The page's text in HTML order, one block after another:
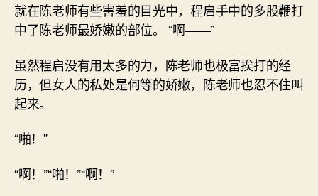
就在陈老师有些害羞的目光中，程启手中的多股鞭打
中了陈老师最娇嫩的部位。 “啊——”
虽然程启没有用太多的力，陈老师也极富挨打的经
历，但女人的私处是何等的娇嫩，陈老师也忍不住叫
起来。
“啪！”
“啊！”“啪！”“啊！”